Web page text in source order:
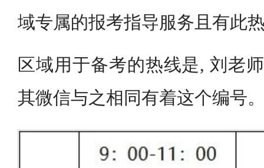
域专属的报考指导服务且有此
区域用于备考的热线是, 刘老
其微信与之相同有着这个编号